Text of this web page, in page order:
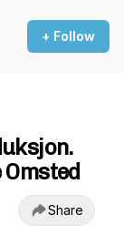
+ Follow
Share